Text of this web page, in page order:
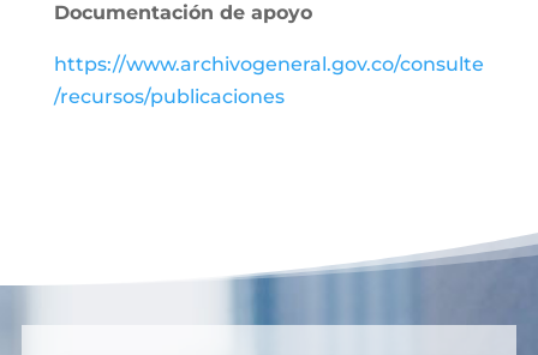
Documentación de apoyo
https://www.archivogeneral.gov.co/consulte
/recursos/publicaciones